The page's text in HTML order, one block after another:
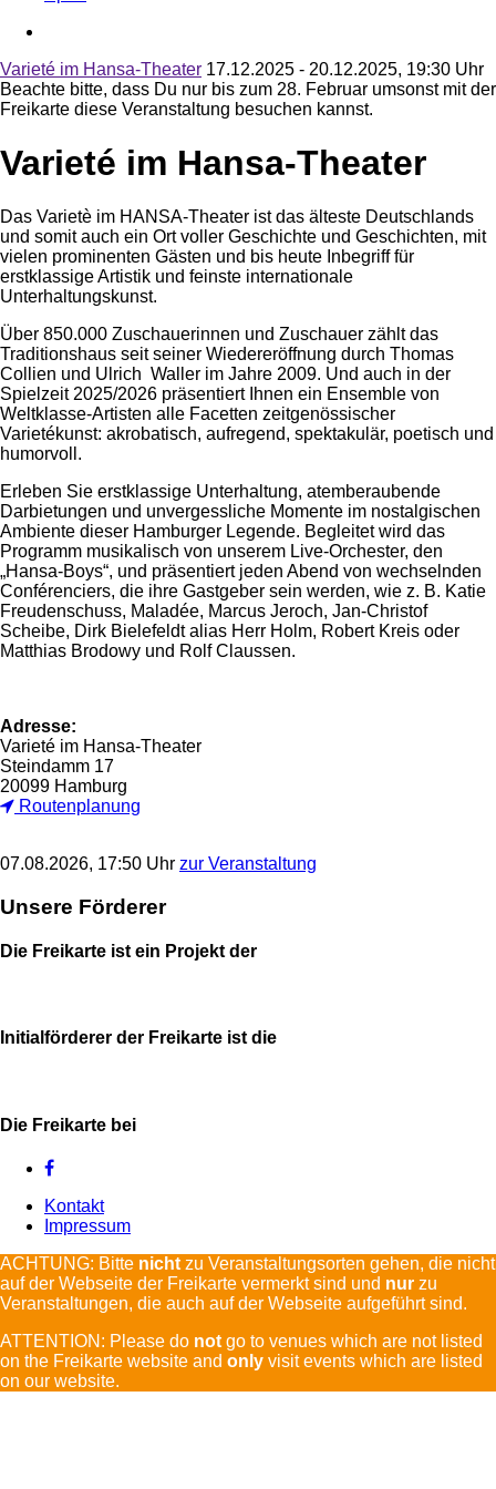
Varieté im Hansa-Theater 17.12.2025 - 20.12.2025, 19:30 Uhr
Beachte bitte, dass Du nur bis zum 28. Februar umsonst mit der
Freikarte diese Veranstaltung besuchen kannst.
Varieté im Hansa-Theater
Das Varietè im HANSA-Theater ist das älteste Deutschlands
und somit auch ein Ort voller Geschichte und Geschichten, mit
vielen prominenten Gästen und bis heute Inbegriff für
erstklassige Artistik und feinste internationale
Unterhaltungskunst.
Über 850.000 Zuschauerinnen und Zuschauer zählt das
Traditionshaus seit seiner Wiedereröffnung durch Thomas
Collien und Ulrich Waller im Jahre 2009. Und auch in der
Spielzeit 2025/2026 präsentiert Ihnen ein Ensemble von
Weltklasse-Artisten alle Facetten zeitgenössischer
Varietékunst: akrobatisch, aufregend, spektakulär, poetisch und
humorvoll.
Erleben Sie erstklassige Unterhaltung, atemberaubende
Darbietungen und unvergessliche Momente im nostalgischen
Ambiente dieser Hamburger Legende. Begleitet wird das
Programm musikalisch von unserem Live-Orchester, den
„Hansa-Boys“, und präsentiert jeden Abend von wechselnden
Conférenciers, die ihre Gastgeber sein werden, wie z. B. Katie
Freudenschuss, Maladée, Marcus Jeroch, Jan-Christof
Scheibe, Dirk Bielefeldt alias Herr Holm, Robert Kreis oder
Matthias Brodowy und Rolf Claussen.
Adresse:
Varieté im Hansa-Theater
Steindamm 17
20099 Hamburg
Routenplanung
07.08.2026, 17:50 Uhr zur Veranstaltung
Unsere Förderer
Die Freikarte ist ein Projekt der
Initialförderer der Freikarte ist die
Die Freikarte bei
Kontakt
Impressum
ACHTUNG: Bitte nicht zu Veranstaltungsorten gehen, die nicht
auf der Webseite der Freikarte vermerkt sind und nur zu
Veranstaltungen, die auch auf der Webseite aufgeführt sind.
ATTENTION: Please do not go to venues which are not listed
on the Freikarte website and only visit events which are listed
on our website.